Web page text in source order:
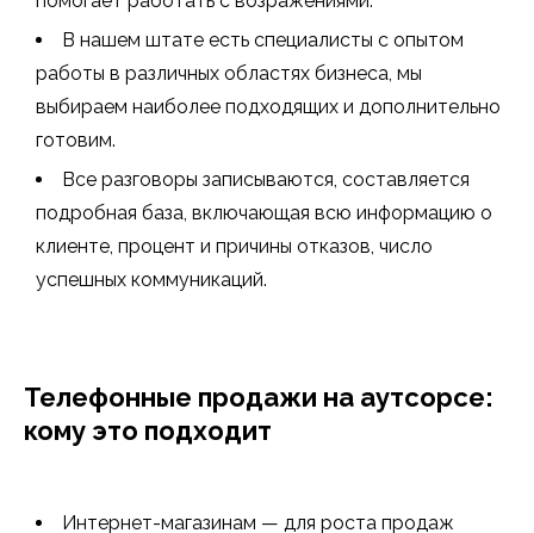
В нашем штате есть специалисты с опытом
работы в различных областях бизнеса, мы
выбираем наиболее подходящих и дополнительно
готовим.
Все разговоры записываются, составляется
подробная база, включающая всю информацию о
клиенте, процент и причины отказов, число
успешных коммуникаций.
Телефонные продажи на аутсорсе:
кому это подходит
Интернет-магазинам — для роста продаж